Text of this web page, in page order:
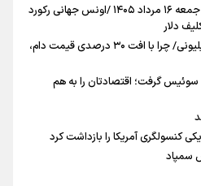
پیش‌بینی قیمت دلار، طلا و سکه جمعه ۱۶ مرداد ۱۴۰۵ /اونس جهانی رکورد
دلار
از گوشت ۴ هزار تومانی تا بازار میلیونی/ چرا با افت ۳۰ درصدی قیمت دام،
گرفت؛ اقتصادتان را به هم
کنسولگری آمریکا را بازداشت کرد
سمپاد